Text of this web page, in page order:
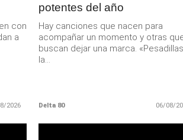
con
a
2026
potentes del año
Hay canciones que nacen para
acompañar un momento y otras
buscan dejar una marca.
la...
Delta 80 06/08/